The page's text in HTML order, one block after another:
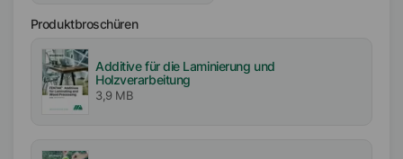
Produktbroschüren
Additive für die Laminierung und
Holzverarbeitung
3,9 MB